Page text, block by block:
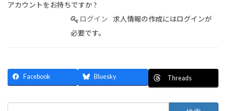
アカウントをお持ちですか ?
ログイン
求人情報の作成にはログインが
必要です。
Facebook Bluesky Threads